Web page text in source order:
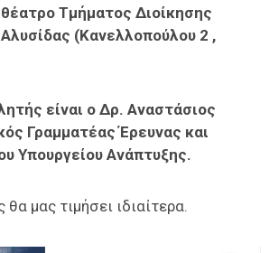
Τμήματος Διοίκησης
(Κανελλοπούλου 2 ,
είναι ο Δρ. Αναστάσιος
Γραμματέας Έρευνας και
Υπουργείου Ανάπτυξης.
μας τιμήσει ιδιαίτερα.